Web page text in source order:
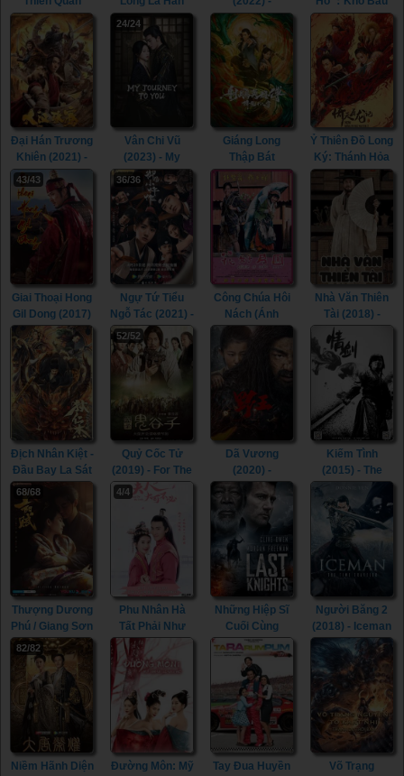
(2023) - The Sky
Coffin in Qinling
Town (2023)
(2021) - The
Mad Monk
(2021)
Runaway God of
Wealth 3 (2022)
Phương Bắc
(2022) - The
Hidden Fox
(2022)
Đại Hán Trương
Khiên (2021) -
The legend of
Zhang Qian
(2021)
24/24
Vân Chi Vũ
(2023) - My
Journey To You
(2023)
Giáng Long
Thập Bát
Chưởng (2021)
- The Dragon
Tamer (2021)
Ỷ Thiên Đồ Long
Ký: Thánh Hỏa
(2022) - New
Kung Fu Cult
Master 2 (2022)
43/43
Giai Thoại Hong
Gil Dong (2017)
- Thief Who
Stole The
People (2017)
36/36
Ngự Tứ Tiểu
Ngỗ Tác (2021) -
The Imperial
Coroner (2021)
Công Chúa Hôi
Nách (Ánh
Trăng Tình Yêu)
Love (2004)
Nhà Văn Thiên
Tài (2018) -
Heung-Boo: The
Revolutionist
(2018)
Địch Nhân Kiệt -
Đầu Bay La Sát
(2020) - Di
Renjie - Flying
Head Rakshasa
(2020)
52/52
Quỷ Cốc Tử
(2019) - For The
Holy Guiguzi
Dã Vương
(2020) -
Mountain King /
Wild King (2020)
Kiếm Tình
(2015) - The
Spirit Of The
Swords (2015)
68/68
Thượng Dương
Phú / Giang Sơn
Cố Nhân (2021)
- The Rebel
Princess (2021)
4/4
Phu Nhân Hà
Tất Phải Như
Vậy (2021) -
Hold On, My
Lady (2021)
Những Hiệp Sĩ
Cuối Cùng
(2015) - Last
Knights (2015)
Người Băng 2
(2018) - Iceman
2: The Time
Traveler (2018)
82/82
Niềm Hãnh Diện
Đường Môn: Mỹ
Tay Đua Huyền
Võ Trạng